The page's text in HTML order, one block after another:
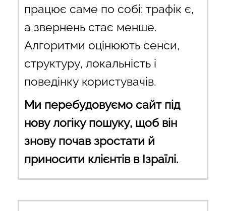
працює саме по собі: трафік є,
а звернень стає менше.
Алгоритми оцінюють сенси,
структуру, локальність і
поведінку користувачів.
Ми перебудовуємо сайт під
нову логіку пошуку, щоб він
знову почав зростати й
приносити клієнтів в Ізраїлі.